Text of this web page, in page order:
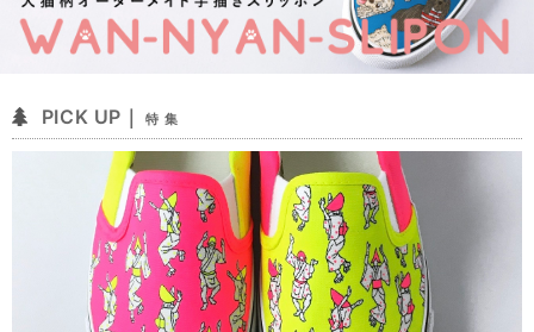
PICK UP｜ 特 集